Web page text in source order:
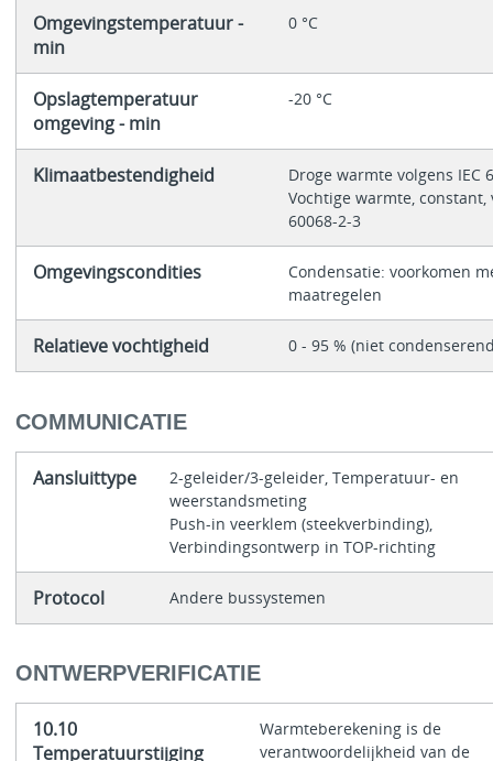
Omgevingstemperatuur -
min
0 °C
Opslagtemperatuur
omgeving - min
-20 °C
Klimaatbestendigheid
Droge warmte volgens IEC
Vochtige warmte, constant,
60068-2-3
Omgevingscondities
Condensatie: voorkomen
maatregelen
Relatieve vochtigheid 0 - 95 % (niet
COMMUNICATIE
Aansluittype
2-geleider/3-geleider, Temperatuur- en
weerstandsmeting
Push-in veerklem (steekverbinding),
Verbindingsontwerp in TOP-richting
Protocol Andere bussystemen
ONTWERPVERIFICATIE
10.10
Temperatuurstijging
Warmteberekening is de
verantwoordelijkheid van de